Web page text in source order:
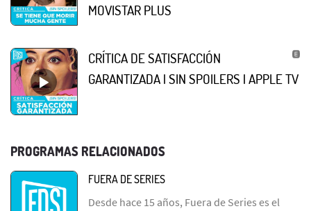
MOVISTAR PLUS
CRÍTICA DE SATISFACCIÓN
GARANTIZADA | SIN SPOILERS | APPLE TV
PROGRAMAS RELACIONADOS
FUERA DE SERIES
Desde hace 15 años, Fuera de Series es el